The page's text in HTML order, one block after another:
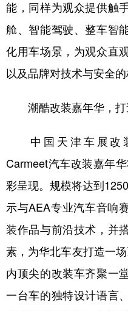
能，同样为观众提供触
舱、智能驾驶、整车智
化用车场景，为观众直
以及品牌对技术与安全的
潮酷改装嘉年华，打
中国天津车展改装
Carmeet汽车改装嘉年
彩呈现。规模将达到
示与AEA专业汽车音响
装作品与前沿技术，并
素，为华北车友打造一
内顶尖的改装车齐聚一
一台车的独特设计语言